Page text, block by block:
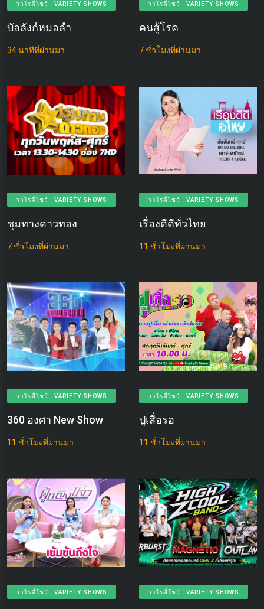
วาไรตี้โชว์ : VARIETY SHOWS
บัลลังก์หมอลำ
34 นาทีที่ผ่านมา
วาไรตี้โชว์ : VARIETY SHOWS
คนสู้โรค
7 ชั่วโมงที่ผ่านมา
วาไรตี้โชว์ : VARIETY SHOWS
ชุมทางดาวทอง
7 ชั่วโมงที่ผ่านมา
วาไรตี้โชว์ : VARIETY SHOWS
เรื่องดีดีทั่วไทย
11 ชั่วโมงที่ผ่านมา
วาไรตี้โชว์ : VARIETY SHOWS
360 องศา New Show
11 ชั่วโมงที่ผ่านมา
วาไรตี้โชว์ : VARIETY SHOWS
ปูเสื่อรอ
11 ชั่วโมงที่ผ่านมา
วาไรตี้โชว์ : VARIETY SHOWS วาไรตี้โชว์ : VARIETY SHOWS